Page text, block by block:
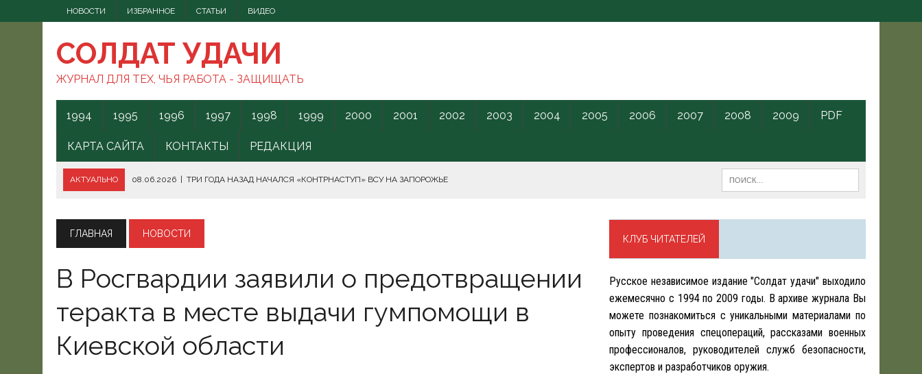
НОВОСТИ ИЗБРАННОЕ СТАТЬИ ВИДЕО
СОЛДАТ УДАЧИ
ЖУРНАЛ ДЛЯ ТЕХ, ЧЬЯ РАБОТА - ЗАЩИЩАТЬ
1994 1995 1996 1997 1998 1999 2000 2001 2002 2003 2004 2005 2006 2007 2008 2009 PDF
КАРТА САЙТА КОНТАКТЫ РЕДАКЦИЯ
АКТУАЛЬНО 08.06.2026 ТРИ ГОДА НАЗАД НАЧАЛСЯ «КОНТРНАСТУП» ВСУ НА ЗАПОРОЖЬЕ
07.06.2026 | БОРЬБА С НАШИМИ МОГАМИ. ЧТО ДЕЛАТЬ?
07.06.2026
В КЕНИИ ВСПЫХНУЛИ ПРОТЕСТЫ ПРОТИВ СЕКРЕТНОГО КАРАНТИННОГО ЦЕНТРА США.
19.06.2026 WSJ: ПЕНТАГОНУ НУЖНО $80 МЛРД ДЛЯ ПОКРЫТИЯ РАСХОДОВ НА КОНФЛИКТ С ИРАНОМ
ГЛАВНАЯ НОВОСТИ
В Росгвардии заявили о предотвращении
теракта в месте выдачи гумпомощи в
Киевской области
КЛУБ ЧИТАТЕЛЕЙ
Русское независимое издание "Солдат удачи" выходило
ежемесячно с 1994 по 2009 годы. В архиве журнала Вы
можете познакомиться с уникальными материалами по
опыту проведения спецопераций, рассказами военных
профессионалов, руководителей служб безопасности,
экспертов и разработчиков оружия.